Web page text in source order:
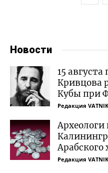
Новости
15
Кривцова
Кубы при
Редакция
Редакция